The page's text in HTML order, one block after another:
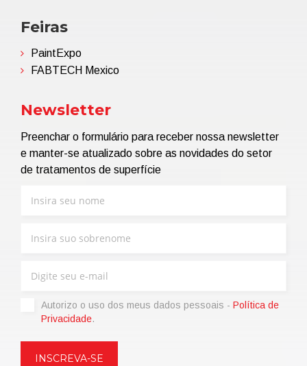
Feiras
PaintExpo
FABTECH Mexico
Newsletter
Preenchar o formulário para receber nossa newsletter
e manter-se atualizado sobre as novidades do setor
de tratamentos de superfície
Autorizo ​​o uso dos meus dados pessoais - Política de
Privacidade.